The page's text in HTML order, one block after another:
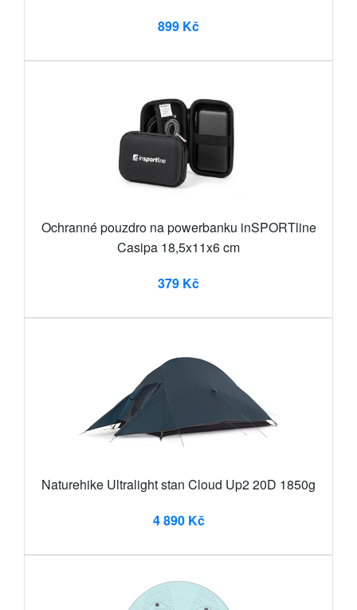
899 Kč
Ochranné pouzdro na powerbanku inSPORTline
Casipa 18,5x11x6 cm
379 Kč
Naturehike Ultralight stan Cloud Up2 20D 1850g
4 890 Kč